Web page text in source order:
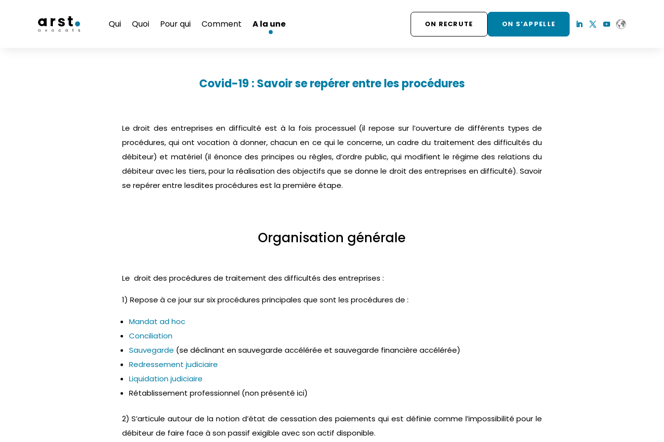
Qui Quoi Pour qui Comment A la une ON RECRUTE ON S’APPELLE
Covid-19 : Savoir se repérer entre les procédures
Le droit des entreprises en difficulté est à la fois processuel (il repose sur l’ouverture de différents types de
procédures, qui ont vocation à donner, chacun en ce qui le concerne, un cadre du traitement des difficultés du
débiteur) et matériel (il énonce des principes ou règles, d’ordre public, qui modifient le régime des relations du
débiteur avec les tiers, pour la réalisation des objectifs que se donne le droit des entreprises en difficulté). Savoir
se repérer entre lesdites procédures est la première étape.
Organisation générale
Le droit des procédures de traitement des difficultés des entreprises :
1) Repose à ce jour sur six procédures principales que sont les procédures de :
Mandat ad hoc
Conciliation
Sauvegarde (se déclinant en sauvegarde accélérée et sauvegarde financière accélérée)
Redressement judiciaire
Liquidation judiciaire
Rétablissement professionnel (non présenté ici)
2) S’articule autour de la notion d’état de cessation des paiements qui est définie comme l’impossibilité pour le
débiteur de faire face à son passif exigible avec son actif disponible.